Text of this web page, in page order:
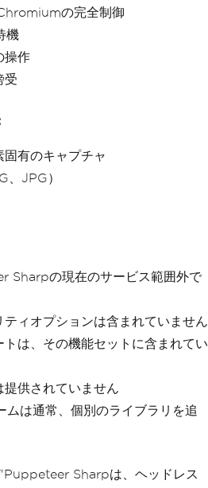
の完全制御
機
操作
受
有のキャプチャ
、JPG）
Sharpの現在のサービス範囲外で
ィオプションは含まれていません
は、その機能セットに含まれてい
供されていません
ムは通常、個別のライブラリを追
Sharpは、ヘッドレス